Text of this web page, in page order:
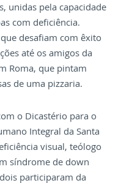
unidas pela capacidade
com deficiência.
desafiam com êxito
até os amigos da
Roma, que pintam
de uma pizzaria.
o Dicastério para o
Integral da Santa
visual, teólogo
síndrome de down
participaram da